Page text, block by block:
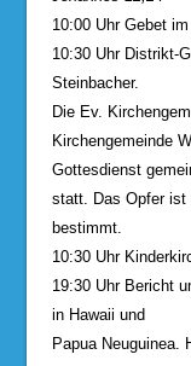
10:00 Uhr Gebet
10:30 Uhr Distrikt-
Steinbacher.
Die Ev.
Kirchengemeinde
Gottesdienst
statt. Das Opfer ist
bestimmt.
10:30 Uhr
19:30 Uhr Bericht
in Hawaii und
Papua Neuguinea.